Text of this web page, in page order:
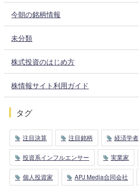
今朝の銘柄情報
未分類
株式投資のはじめ方
株情報サイト利用ガイド
タグ
注目決算 注目銘柄 経済学者
投資系インフルエンサー 実業家
個人投資家 APJ Media合同会社